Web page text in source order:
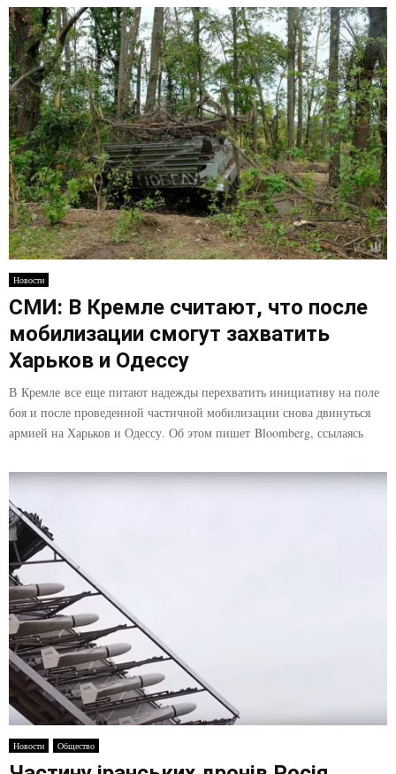
Новости
СМИ: В Кремле считают, что после
мобилизации смогут захватить
Харьков и Одессу
В Кремле все еще питают надежды перехватить инициативу на поле
боя и после проведенной частичной мобилизации снова двинуться
армией на Харьков и Одессу. Об этом пишет Bloomberg, ссылаясь
Новости Общество